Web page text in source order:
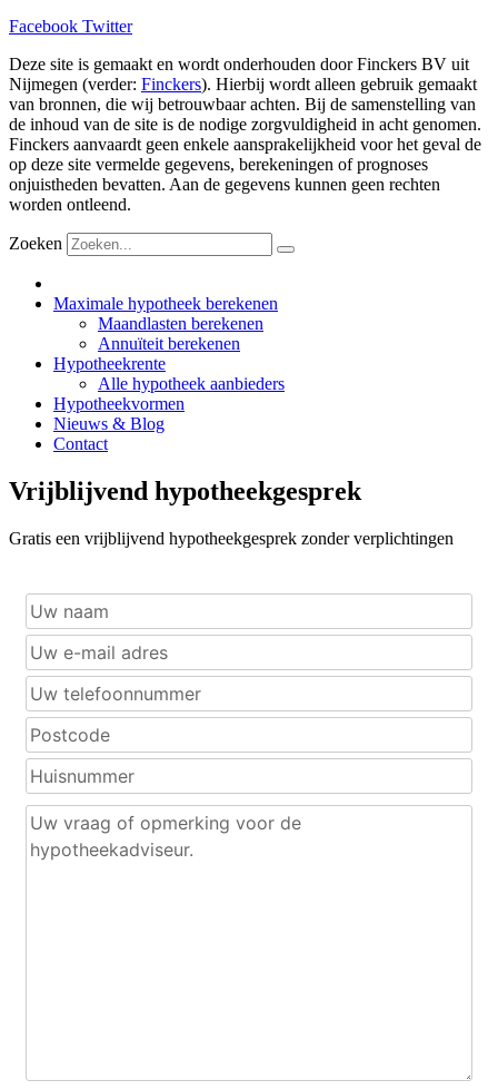
Facebook Twitter
Deze site is gemaakt en wordt onderhouden door Finckers BV uit
Nijmegen (verder: Finckers). Hierbij wordt alleen gebruik gemaakt
van bronnen, die wij betrouwbaar achten. Bij de samenstelling van
de inhoud van de site is de nodige zorgvuldigheid in acht genomen.
Finckers aanvaardt geen enkele aansprakelijkheid voor het geval de
op deze site vermelde gegevens, berekeningen of prognoses
onjuistheden bevatten. Aan de gegevens kunnen geen rechten
worden ontleend.
Zoeken
Maximale hypotheek berekenen
Maandlasten berekenen
Annuïteit berekenen
Hypotheekrente
Alle hypotheek aanbieders
Hypotheekvormen
Nieuws & Blog
Contact
Vrijblijvend hypotheekgesprek
Gratis een vrijblijvend hypotheekgesprek zonder verplichtingen